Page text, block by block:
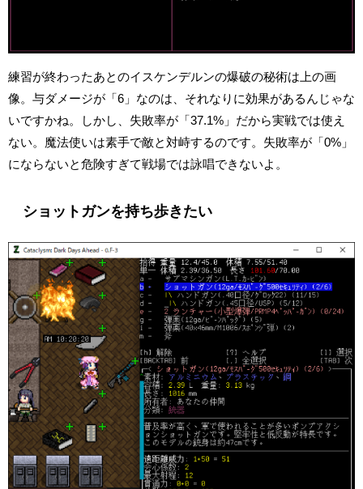
練習が終わったあとのイスケンデルンの爆破の秘術は上の画
像。与ダメージが「6」なのは、それなりに効果があるんじゃな
いですかね。しかし、失敗率が「37.1%」だから実戦では使え
ない。魔法使いは素手で敵と対峙するのです。失敗率が「0%」
にならないと危険すぎて戦場では詠唱できないよ。
ショットガンを持ち歩きたい